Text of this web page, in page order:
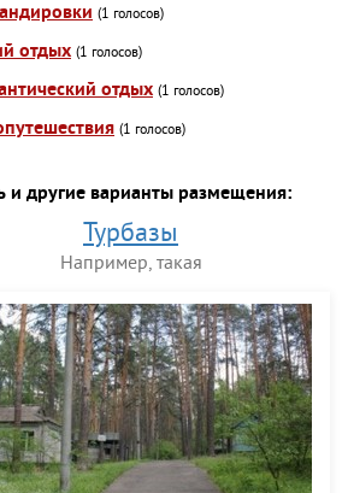
(1 голосов)
отдых (1 голосов)
отдых (1 голосов)
(1 голосов)
и другие варианты размещения:
Турбазы
Например, такая